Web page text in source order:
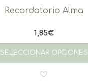
Recordatorio Alma
1,85€
SELECCIONAR OPCIONES